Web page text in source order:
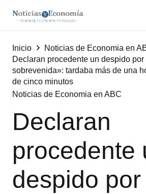
Inicio
Noticias de Economia en
Declaran procedente un despido por
sobrevenida»: tardaba más de una
de cinco minutos
Noticias de Economia en ABC
Declaran
procedente
despido por